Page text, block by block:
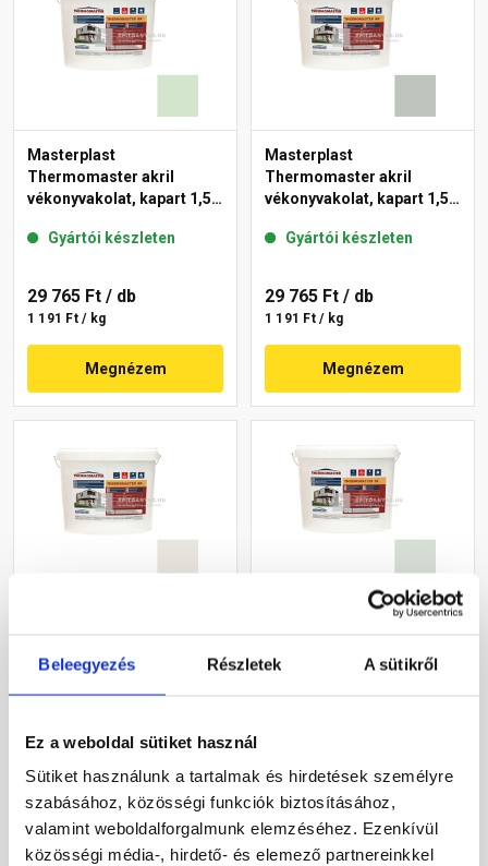
Beleegyezés Részletek A sütikről
Ez a weboldal sütiket használ
Sütiket használunk a tartalmak és hirdetések személyre
szabásához, közösségi funkciók biztosításához,
valamint weboldalforgalmunk elemzéséhez. Ezenkívül
közösségi média-, hirdető- és elemező partnereinkkel
Masterplast
Thermomaster akril
vékonyvakolat, kapart 1,5
Gyártói készleten
29 765 Ft / db
1 191 Ft / kg
Megnézem
Masterplast
Thermomaster akril
vékonyvakolat, kapart 1,5
Gyártói készleten
29 765 Ft / db
1 191 Ft / kg
Megnézem
vékonyvakolat, kapart 1,5
1 095 Ft / kg
Megnézem
vékonyvakolat, kapart 1,5
1 328 Ft / kg
Megnézem